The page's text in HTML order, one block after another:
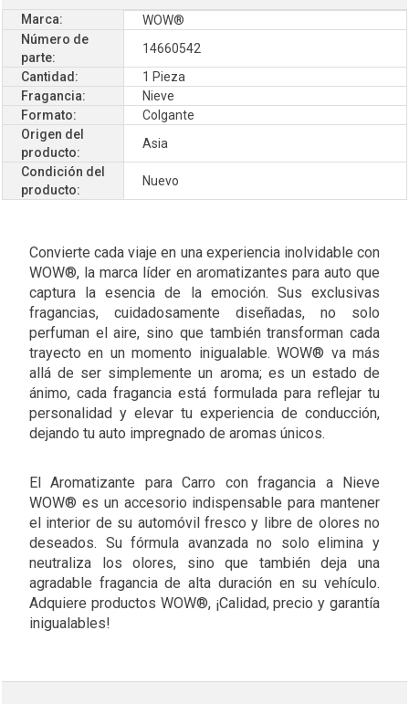
Marca:
WOW®
Número de
parte:
14660542
Cantidad:
1 Pieza
Fragancia:
Nieve
Formato:
Colgante
Origen del
producto:
Asia
Condición del
producto:
Nuevo
Convierte cada viaje en una experiencia inolvidable con
WOW®, la marca líder en aromatizantes para auto que
captura la esencia de la emoción. Sus exclusivas
fragancias, cuidadosamente diseñadas, no solo
perfuman el aire, sino que también transforman cada
trayecto en un momento inigualable. WOW® va más
allá de ser simplemente un aroma; es un estado de
ánimo, cada fragancia está formulada para reflejar tu
personalidad y elevar tu experiencia de conducción,
dejando tu auto impregnado de aromas únicos.
El Aromatizante para Carro con fragancia a Nieve
WOW® es un accesorio indispensable para mantener
el interior de su automóvil fresco y libre de olores no
deseados. Su fórmula avanzada no solo elimina y
neutraliza los olores, sino que también deja una
agradable fragancia de alta duración en su vehículo.
Adquiere productos WOW®, ¡Calidad, precio y garantía
inigualables!